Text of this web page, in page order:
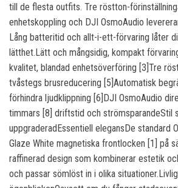
till de flesta outfits. Tre röstton-
enhetskoppling och DJI OsmoAudio
Lång batteritid och allt-i-ett-förvaring låter
lätthet.Lätt och mångsidig, kompakt
kvalitet, blandad enhetsöverföring [3]Tre
tvåstegs brusreducering [5]Automatisk
förhindra ljudklippning [6]DJI OsmoAudio
timmars [8] driftstid och strömsparandeStil
uppgraderadEssentiell elegansDe standard
Glaze White magnetiska frontlocken [1] på
raffinerad design som kombinerar estetik
och passar sömlöst in i olika